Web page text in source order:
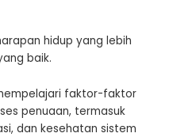
hidup yang lebih
baik.
faktor-faktor
penuaan, termasuk
dan kesehatan sistem